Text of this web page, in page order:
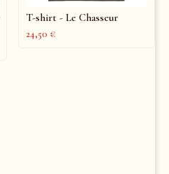
T-shirt - Le Chasseur
24,50 €